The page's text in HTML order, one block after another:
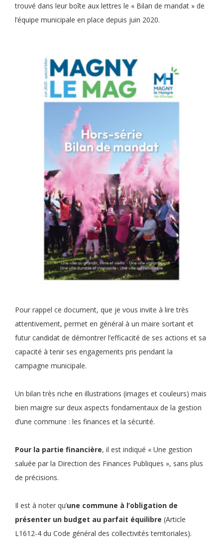
trouvé dans leur boîte aux lettres le « Bilan de mandat » de
l’équipe municipale en place depuis juin 2020.
Pour rappel ce document, que je vous invite à lire très
attentivement, permet en général à un maire sortant et
futur candidat de démontrer l’efficacité de ses actions et sa
capacité à tenir ses engagements pris pendant la
campagne municipale.
Un bilan très riche en illustrations (images et couleurs) mais
bien maigre sur deux aspects fondamentaux de la gestion
d’une commune : les finances et la sécurité.
Pour la partie financière, il est indiqué « Une gestion
saluée par la Direction des Finances Publiques », sans plus
de précisions.
Il est à noter qu’une commune à l’obligation de
présenter un budget au parfait équilibre (Article
L1612-4 du Code général des collectivités territoriales).